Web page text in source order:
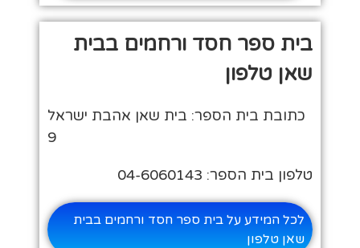
בית ספר חסד ורחמים בבית
שאן טלפון
כתובת בית הספר: בית שאן אהבת ישראל
9
טלפון בית הספר: 04-6060143
לכל המידע על בית ספר חסד ורחמים בבית
שאן טלפון